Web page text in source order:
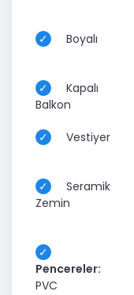
Boyalı
Kapalı
Balkon
Vestiyer
Seramik
Zemin
Pencereler:
PVC